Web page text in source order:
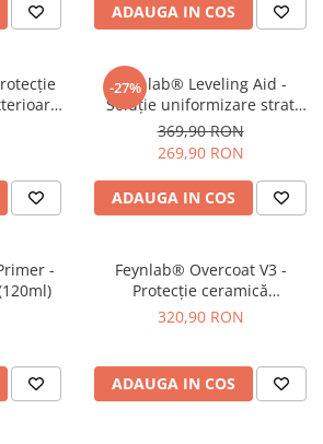
ADAUGA IN COS
-27%
Feynlab® Leveling Aid -
Soluție uniformizare strat
ceramic (120ml)
369,90 RON
269,90 RON
ADAUGA IN COS
-
Feynlab® Overcoat V3 -
Protecție ceramică
profesională (30ml)
320,90 RON
ADAUGA IN COS